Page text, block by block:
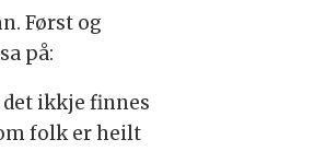
Først og
på:
ikkje finnes
folk er heilt